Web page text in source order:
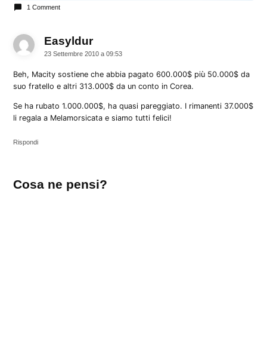
1 Comment
Easyldurdice:
23 Settembre 2010 a 09:53
Beh, Macity sostiene che abbia pagato 600.000$ più 50.000$ da
suo fratello e altri 313.000$ da un conto in Corea.
Se ha rubato 1.000.000$, ha quasi pareggiato. I rimanenti 37.000$
li regala a Melamorsicata e siamo tutti felici!
Rispondi
un
Cosa ne pensi?